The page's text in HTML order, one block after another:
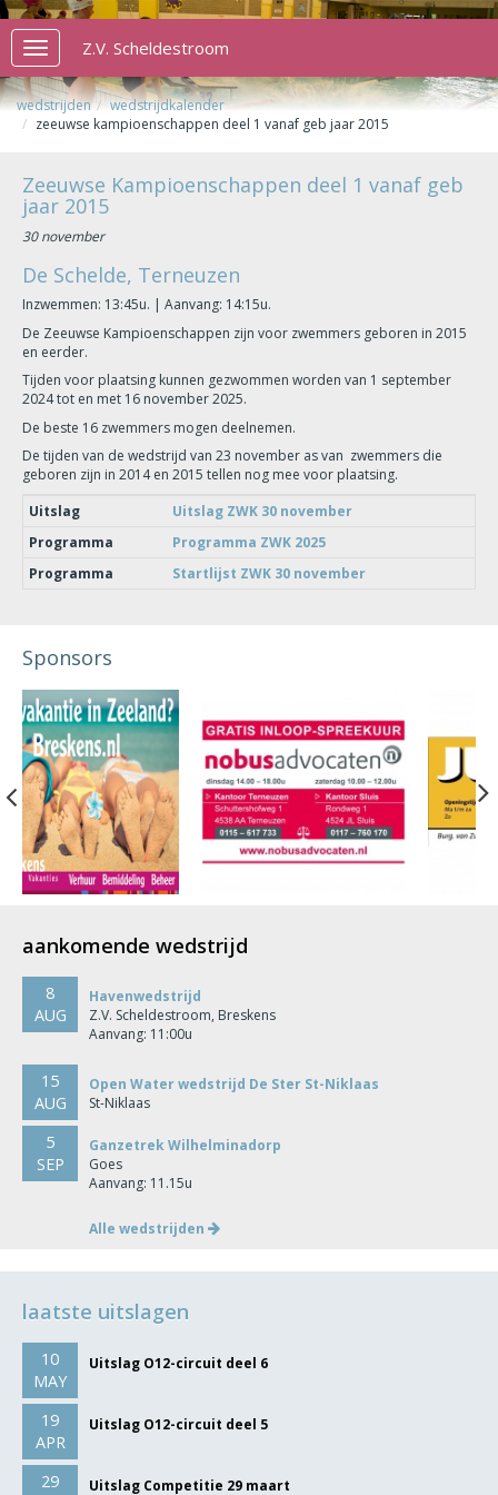
Toggle
navigation
Z.V. Scheldestroom
wedstrijden
wedstrijdkalender
zeeuwse kampioenschappen deel 1 vanaf geb jaar 2015
Zeeuwse Kampioenschappen deel 1 vanaf geb
jaar 2015
30 november
De Schelde, Terneuzen
Inzwemmen: 13:45u. | Aanvang: 14:15u.
De Zeeuwse Kampioenschappen zijn voor zwemmers geboren in 2015
en eerder.
Tijden voor plaatsing kunnen gezwommen worden van 1 september
2024 tot en met 16 november 2025.
De beste 16 zwemmers mogen deelnemen.
De tijden van de wedstrijd van 23 november as van zwemmers die
geboren zijn in 2014 en 2015 tellen nog mee voor plaatsing.
Uitslag
Uitslag ZWK 30 november
Programma
Programma ZWK 2025
Programma
Startlijst ZWK 30 november
Sponsors
Previous
aankomende wedstrijd
8
AUG
Havenwedstrijd
Z.V. Scheldestroom, Breskens
Aanvang: 11:00u
15
AUG
Open Water wedstrijd De Ster St-Niklaas
St-Niklaas
5
SEP
Ganzetrek Wilhelminadorp
Goes
Aanvang: 11.15u
Alle wedstrijden
laatste uitslagen
10
MAY
Uitslag O12-circuit deel 6
19
APR
Uitslag O12-circuit deel 5
29
Uitslag Competitie 29 maart